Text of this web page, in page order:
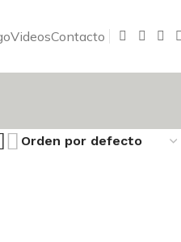
VideosContacto